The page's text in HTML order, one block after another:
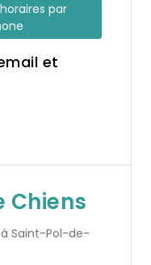
par
et
Chiens
Saint-Pol-de-